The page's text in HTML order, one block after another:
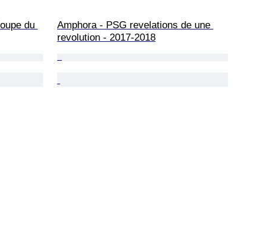
du
Amphora - PSG revelations de une
revolution - 2017-2018